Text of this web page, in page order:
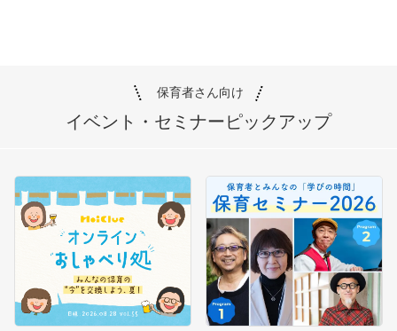
保育者さん向け
イベント・セミナーピックアップ